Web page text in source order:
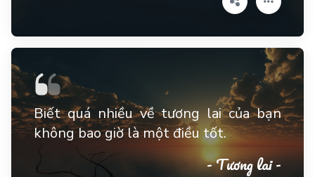
Biết quá nhiều về tương lai của bạn
không bao giờ là một điều tốt.
- Tương lai -